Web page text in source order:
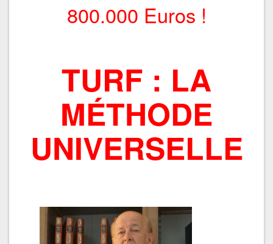
800.000 Euros !
TURF : LA
MÉTHODE
UNIVERSELLE